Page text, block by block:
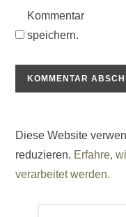
Kommentar
speichern.
Diese Website
reduzieren. Erfahre,
verarbeitet werden.